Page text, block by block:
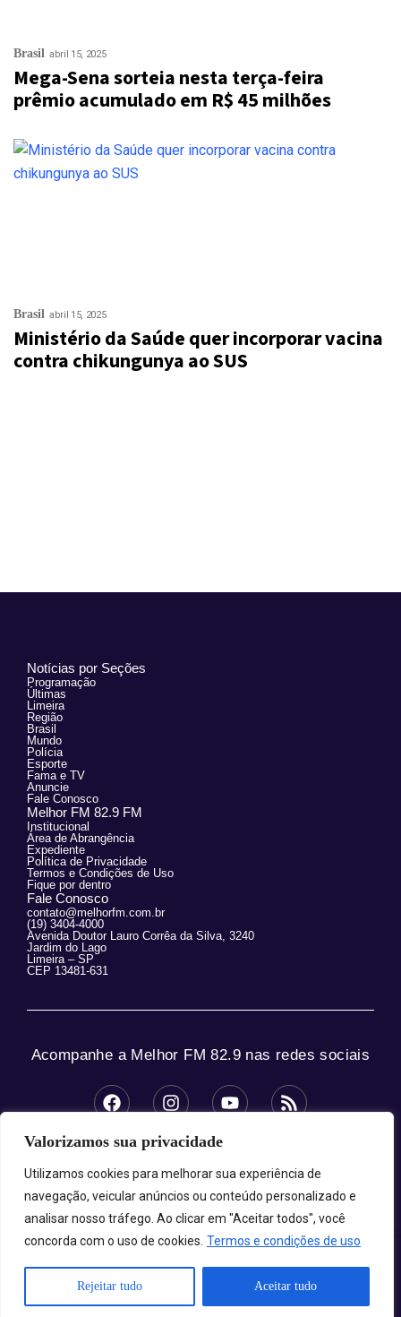
Valorizamos sua privacidade
Utilizamos cookies para melhorar sua experiência de
navegação, veicular anúncios ou conteúdo personalizado e
analisar nosso tráfego. Ao clicar em "Aceitar todos", você
concorda com o uso de cookies. Termos e condições de uso
Rejeitar tudo Aceitar tudo
Melhor FM 82.9 - A Sua Melhor Companhia!
Carregando programa...
Brasil abril 15, 2025
Mega-Sena sorteia nesta terça-feira
prêmio acumulado em R$ 45 milhões
Brasil abril 15, 2025
Ministério da Saúde quer incorporar vacina
contra chikungunya ao SUS
Notícias por Seções
Programação
Últimas
Limeira
Região
Brasil
Mundo
Polícia
Esporte
Fama e TV
Anuncie
Fale Conosco
Melhor FM 82.9 FM
Institucional
Área de Abrangência
Expediente
Política de Privacidade
Termos e Condições de Uso
Fique por dentro
Fale Conosco
contato@melhorfm.com.br
(19) 3404-4000
Avenida Doutor Lauro Corrêa da Silva, 3240
Jardim do Lago
Limeira – SP
CEP 13481-631
Acompanhe a Melhor FM 82.9 nas redes sociais
© 2025 Melhor FM 82.9 – Todos os direitos
reservados.